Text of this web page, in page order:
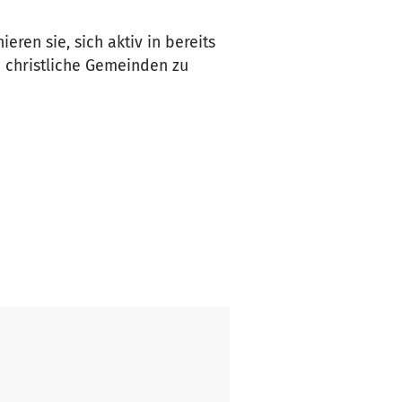
sie, sich aktiv in bereits
Gemeinden zu
sein. Einsatzorte
wird gewartet und
die entstandenen